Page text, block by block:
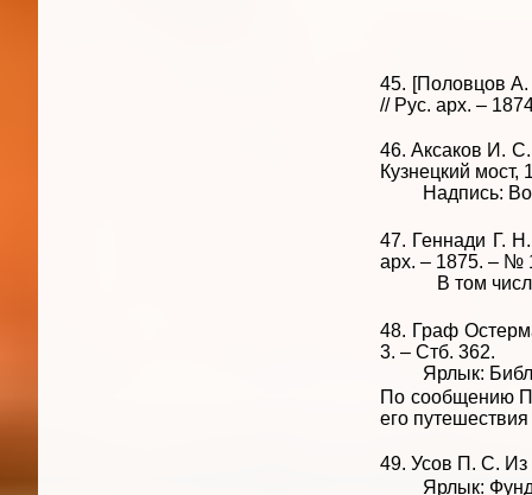
45. [Половцов
// Рус. арх. –
46. Аксаков И.
Кузнецкий
Надпись:
47. Геннади Г.
арх. – 1875. – №
В том числе
48. Граф
3. – Стб. 362.
Ярлык:
По сообщению
его
49. Усов П. С. Из
Ярлык: